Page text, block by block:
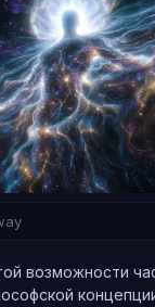
возможности